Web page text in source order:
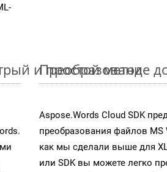
и простой метод
Преобразование
Aspose.Words Cloud SDK
преобразования файлов
как мы сделали выше для
или SDK вы можете легко